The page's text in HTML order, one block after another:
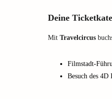
Deine
Mit Travelcircus
Filmstadt-
Besuch des 4D